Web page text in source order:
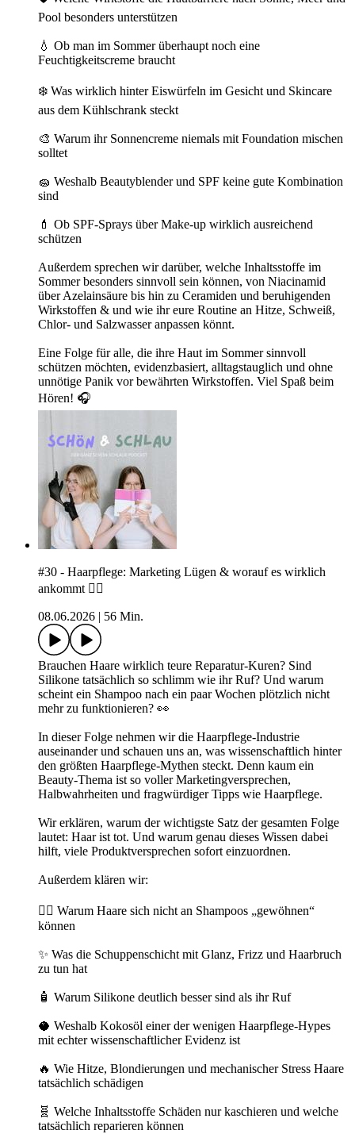
Pool besonders unterstützen
💧 Ob man im Sommer überhaupt noch eine
Feuchtigkeitscreme braucht
❄️ Was wirklich hinter Eiswürfeln im Gesicht und Skincare
aus dem Kühlschrank steckt
🎨 Warum ihr Sonnencreme niemals mit Foundation mischen
solltet
🧽 Weshalb Beautyblender und SPF keine gute Kombination
sind
💄 Ob SPF-Sprays über Make-up wirklich ausreichend
schützen
Außerdem sprechen wir darüber, welche Inhaltsstoffe im
Sommer besonders sinnvoll sein können, von Niacinamid
über Azelainsäure bis hin zu Ceramiden und beruhigenden
Wirkstoffen & und wie ihr eure Routine an Hitze, Schweiß,
Chlor- und Salzwasser anpassen könnt.
Eine Folge für alle, die ihre Haut im Sommer sinnvoll
schützen möchten, evidenzbasiert, alltagstauglich und ohne
unnötige Panik vor bewährten Wirkstoffen. Viel Spaß beim
Hören! 🎧
#30 - Haarpflege: Marketing Lügen & worauf es wirklich
ankommt 💆‍♀️
08.06.2026 56 Min.
Brauchen Haare wirklich teure Reparatur-Kuren? Sind
Silikone tatsächlich so schlimm wie ihr Ruf? Und warum
scheint ein Shampoo nach ein paar Wochen plötzlich nicht
mehr zu funktionieren? 👀
In dieser Folge nehmen wir die Haarpflege-Industrie
auseinander und schauen uns an, was wissenschaftlich hinter
den größten Haarpflege-Mythen steckt. Denn kaum ein
Beauty-Thema ist so voller Marketingversprechen,
Halbwahrheiten und fragwürdiger Tipps wie Haarpflege.
Wir erklären, warum der wichtigste Satz der gesamten Folge
lautet: Haar ist tot. Und warum genau dieses Wissen dabei
hilft, viele Produktversprechen sofort einzuordnen.
Außerdem klären wir:
💇‍♀️ Warum Haare sich nicht an Shampoos „gewöhnen“
können
✨ Was die Schuppenschicht mit Glanz, Frizz und Haarbruch
zu tun hat
🧴 Warum Silikone deutlich besser sind als ihr Ruf
🥥 Weshalb Kokosöl einer der wenigen Haarpflege-Hypes
mit echter wissenschaftlicher Evidenz ist
🔥 Wie Hitze, Blondierungen und mechanischer Stress Haare
tatsächlich schädigen
🧬 Welche Inhaltsstoffe Schäden nur kaschieren und welche
tatsächlich reparieren können